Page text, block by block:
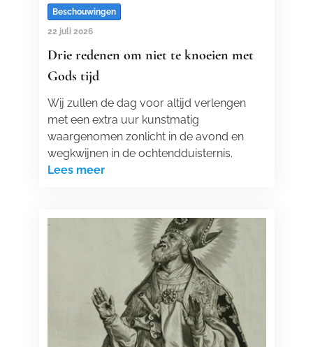
Beschouwingen
22 juli 2026
Drie redenen om niet te knoeien met
Gods tijd
Wij zullen de dag voor altijd verlengen
met een extra uur kunstmatig
waargenomen zonlicht in de avond en
wegkwijnen in de ochtendduisternis.
Lees meer